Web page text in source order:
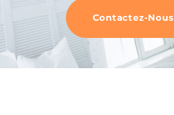
Contactez-Nous